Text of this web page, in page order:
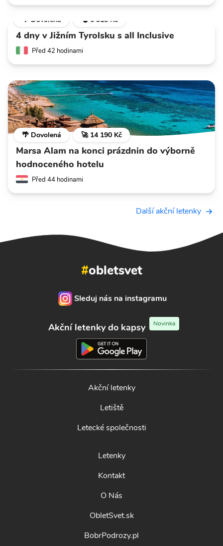
🌴 Dovolená 💣 6 318 Kč
4 dny v Jižním Tyrolsku s all Inclusive
Před 42 hodinami
🌴 Dovolená 🚀 14 190 Kč
Marsa Alam na konci prázdnin do výborně
hodnoceného hotelu
Před 44 hodinami
Další akční letenky
#obletsvet
Sleduj nás na instagramu
Akční letenky do kapsy Novinka
Akční letenky
Letiště
Letecké společnosti
Letenky
Kontakt
O Nás
ObletSvet.sk
BobrPodrozy.pl